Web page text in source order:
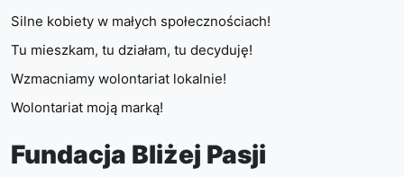
Silne kobiety w małych społecznościach!
Tu mieszkam, tu działam, tu decyduję!
Wzmacniamy wolontariat lokalnie!
Wolontariat moją marką!
Fundacja Bliżej Pasji